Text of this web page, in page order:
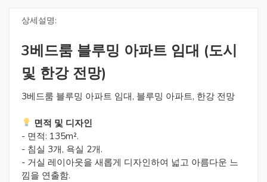
상세설명:
3베드룸 블루밍 아파트 임대 (도시
및 한강 전망)
3베드룸 블루밍 아파트 임대, 블루밍 아파트, 한강 전망
면적 및 디자인
- 면적: 135m².
- 침실 3개, 욕실 2개.
- 거실 레이아웃을 새롭게 디자인하여 넓고 아름다운 느
낌을 연출함.